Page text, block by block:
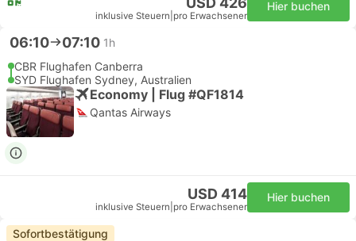
inklusive Steuern pro Erwachsener
Hier buchen
06:10 07:10 1h
CBR Flughafen Canberra
SYD Flughafen Sydney, Australien
Economy | Flug #QF1814
Qantas Airways
USD 414
inklusive Steuern pro Erwachsener
Hier buchen
Sofortbestätigung